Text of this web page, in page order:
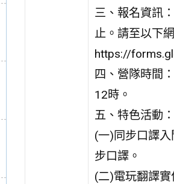
三、報名資訊
止。請至以下
https://
四、營隊時間
12時。
五、特色活動：
(一)同步口譯
步口譯。
(二)電玩翻譯